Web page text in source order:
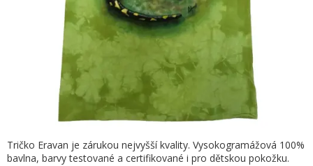
Tričko Eravan je zárukou nejvyšší kvality. Vysokogramážová 100%
bavlna, barvy testované a certifikované i pro dětskou pokožku.